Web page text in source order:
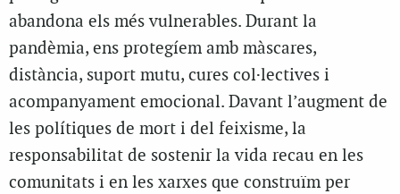
abandona els més vulnerables. Durant la
pandèmia, ens protegíem amb màscares,
distància, suport mutu, cures col·lectives i
acompanyament emocional. Davant l’augment de
les polítiques de mort i del feixisme, la
responsabilitat de sostenir la vida recau en les
comunitats i en les xarxes que construïm per